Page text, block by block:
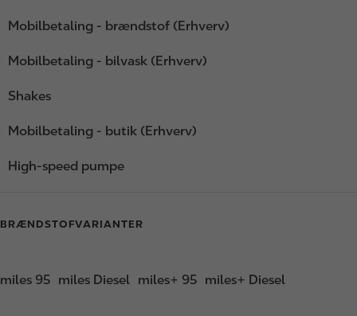
Mobilbetaling - brændstof (Erhverv)
Mobilbetaling - bilvask (Erhverv)
Shakes
Mobilbetaling - butik (Erhverv)
High-speed pumpe
BRÆNDSTOFVARIANTER
miles 95 miles Diesel miles+ 95 miles+ Diesel